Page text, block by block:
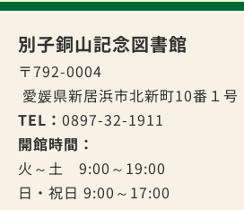
別子銅山記念図書館
〒792-0004
愛媛県新居浜市北新町10番１号
TEL： 0897-32-1911
開館時間：
火～土 9:00～19:00
日・祝日 9:00～17:00